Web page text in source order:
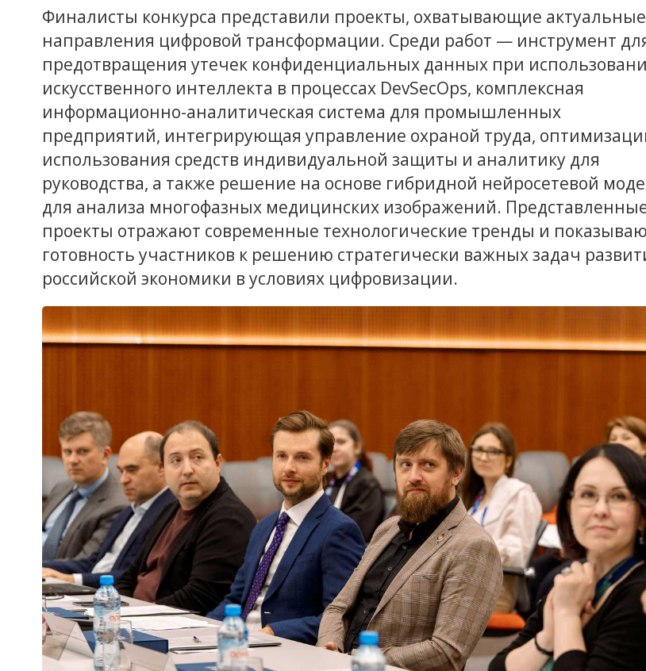
Финалисты конкурса представили проекты, охватывающие актуальные
направления цифровой трансформации. Среди работ — инструмент
предотвращения утечек конфиденциальных данных при
искусственного интеллекта в процессах DevSecOps, комплексная
информационно-аналитическая система для промышленных
предприятий, интегрирующая управление охраной труда,
использования средств индивидуальной защиты и аналитику для
руководства, а также решение на основе гибридной нейросетевой
для анализа многофазных медицинских изображений.
проекты отражают современные технологические тренды и
готовность участников к решению стратегически важных задач
российской экономики в условиях цифровизации.